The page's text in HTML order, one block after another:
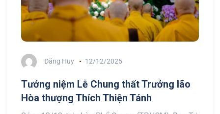
Đăng Huy 12/12/2025
Tưởng niệm Lễ Chung thất Trưởng lão
Hòa thượng Thích Thiện Tánh